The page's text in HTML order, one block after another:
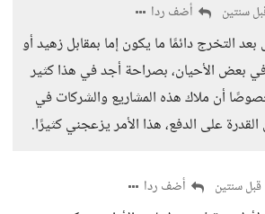
سنتين أضف ردا
بعد التخرج دائمًا ما يكون إما بمقابل زهيد أو
بعض الأحيان، بصراحة أجد في هذا كثير
أن ملاك هذه المشاريع والشركات في
على الدفع، هذا الأمر يزعجني كثيرًا.
قبل سنتين أضف ردا